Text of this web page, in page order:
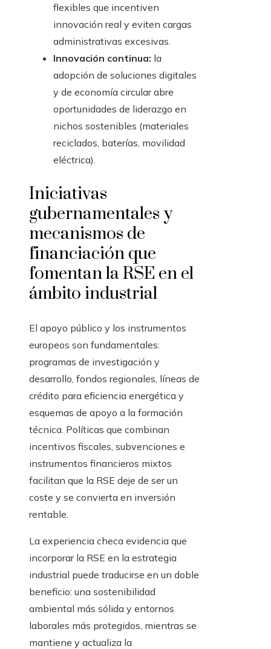
flexibles que incentiven
innovación real y eviten cargas
administrativas excesivas.
Innovación continua: la
adopción de soluciones digitales
y de economía circular abre
oportunidades de liderazgo en
nichos sostenibles (materiales
reciclados, baterías, movilidad
eléctrica).
Iniciativas
gubernamentales y
mecanismos de
financiación que
fomentan la RSE en el
ámbito industrial
El apoyo público y los instrumentos
europeos son fundamentales:
programas de investigación y
desarrollo, fondos regionales, líneas de
crédito para eficiencia energética y
esquemas de apoyo a la formación
técnica. Políticas que combinan
incentivos fiscales, subvenciones e
instrumentos financieros mixtos
facilitan que la RSE deje de ser un
coste y se convierta en inversión
rentable.
La experiencia checa evidencia que
incorporar la RSE en la estrategia
industrial puede traducirse en un doble
beneficio: una sostenibilidad
ambiental más sólida y entornos
laborales más protegidos, mientras se
mantiene y actualiza la